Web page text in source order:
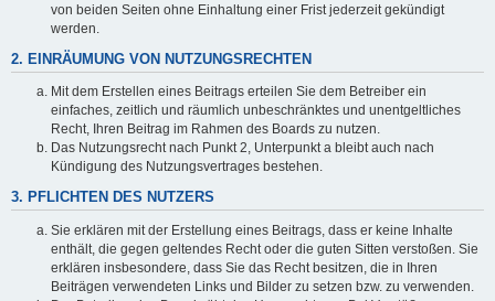
von beiden Seiten ohne Einhaltung einer Frist jederzeit gekündigt
werden.
2. EINRÄUMUNG VON NUTZUNGSRECHTEN
Mit dem Erstellen eines Beitrags erteilen Sie dem Betreiber ein
einfaches, zeitlich und räumlich unbeschränktes und unentgeltliches
Recht, Ihren Beitrag im Rahmen des Boards zu nutzen.
Das Nutzungsrecht nach Punkt 2, Unterpunkt a bleibt auch nach
Kündigung des Nutzungsvertrages bestehen.
3. PFLICHTEN DES NUTZERS
Sie erklären mit der Erstellung eines Beitrags, dass er keine Inhalte
enthält, die gegen geltendes Recht oder die guten Sitten verstoßen. Sie
erklären insbesondere, dass Sie das Recht besitzen, die in Ihren
Beiträgen verwendeten Links und Bilder zu setzen bzw. zu verwenden.